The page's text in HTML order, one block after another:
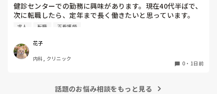
健診センターでの勤務に興味があります。現在40代半ばで、
次に転職したら、定年まで長く働きたいと思っています。
健診センターは比較的人気があるので、あまり空きがないと
実際、健診センターでの仕事内容は、楽なのでしょうか？ま
た、大変なことは何ですか？
求人 転職 正看護師
花子
内科, クリニック
0 ・ 1日前
話題のお悩み相談をもっと見る